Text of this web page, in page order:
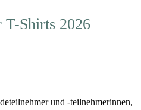
T-Shirts 2026
und -teilnehmerinnen,